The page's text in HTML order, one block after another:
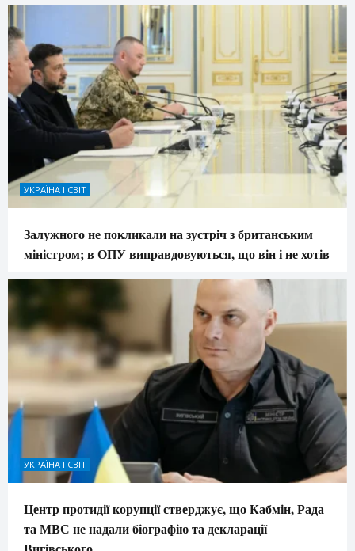
УКРАЇНА І СВІТ
Залужного не покликали на зустріч з британським
міністром; в ОПУ виправдовуються, що він і не хотів
УКРАЇНА І СВІТ
Центр протидії корупції стверджує, що Кабмін, Рада
та МВС не надали біографію та декларації